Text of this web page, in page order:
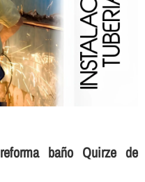
reforma baño Quirze de